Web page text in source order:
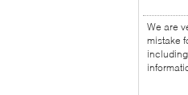
We are
mistake